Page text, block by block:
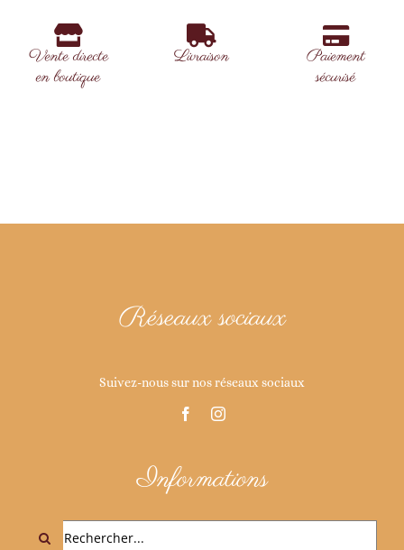
Vente directe
en boutique
Livraison
Paiement
sécurisé
Réseaux sociaux
Suivez-nous sur nos réseaux sociaux
Informations
Rechercher: